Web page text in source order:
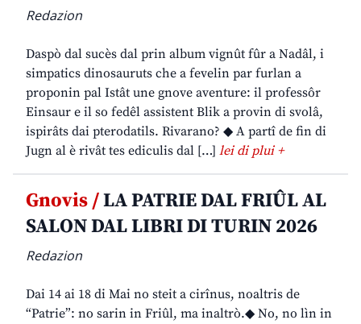
Redazion
Daspò dal sucès dal prin album vignût fûr a Nadâl, i
simpatics dinosauruts che a fevelin par furlan a
proponin pal Istât une gnove aventure: il professôr
Einsaur e il so fedêl assistent Blik a provin di svolâ,
ispirâts dai pterodatils. Rivarano? ◆ A partî de fin di
Jugn al è rivât tes ediculis dal […] lei di plui +
Gnovis /LA PATRIE DAL FRIÛL AL
SALON DAL LIBRI DI TURIN 2026
Redazion
Dai 14 ai 18 di Mai no steit a cirînus, noaltris de
“Patrie”: no sarin in Friûl, ma inaltrò.◆ No, no lìn in